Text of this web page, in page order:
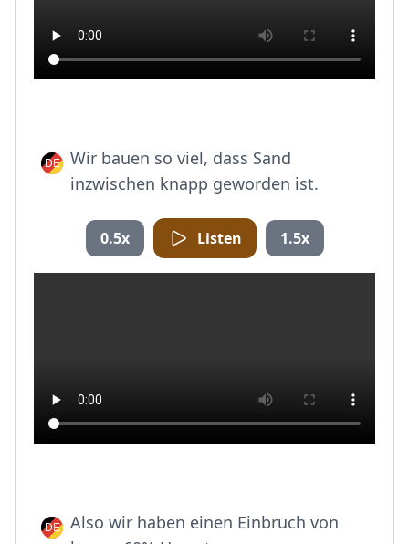
Wir bauen so viel, dass Sand
inzwischen knapp geworden ist.
0.5x Listen 1.5x
Also wir haben einen Einbruch von